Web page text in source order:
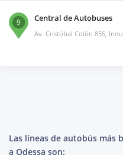
9 Central de Autobuses
Av. Cristóbal Colón 855,
Las líneas de autobús más
a Odessa son: